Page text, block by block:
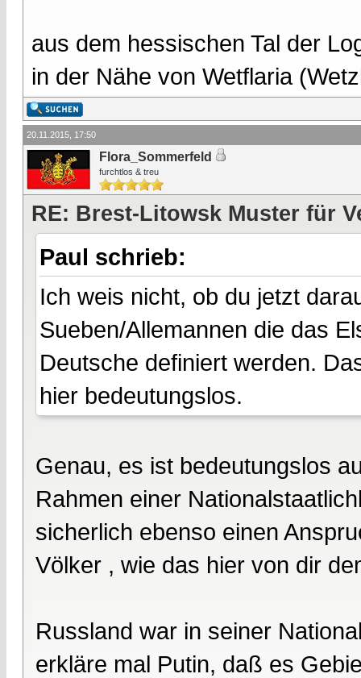
aus dem hessischen Tal der
in der Nähe von Wetflaria
20.11.2015, 17:50
Flora_Sommerfeld
furchtlos & treu
RE: Brest-Litowsk Muster für
Paul schrieb:
Ich weis nicht, ob du jetzt
Sueben/Allemannen die das
Deutsche definiert werden.
hier bedeutungslos.
Genau, es ist bedeutungslos
Rahmen einer
sicherlich ebenso einen
Völker , wie das hier von dir
Russland war in seiner
erkläre mal Putin, daß es